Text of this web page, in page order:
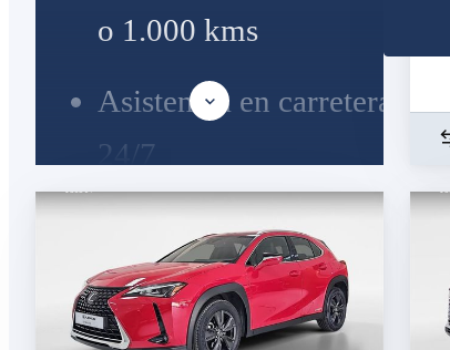
o 1.000 kms
Asistencia en carretera
24/7
Posibilidad de contratar el
mantenimiento, seguro y
accesorios